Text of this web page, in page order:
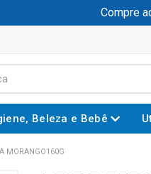
Compre
Beleza e Bebê
MORANGO160G